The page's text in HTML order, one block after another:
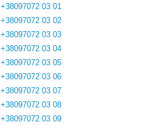
+38097072 03 01
+38097072 03 02
+38097072 03 03
+38097072 03 04
+38097072 03 05
+38097072 03 06
+38097072 03 07
+38097072 03 08
+38097072 03 09